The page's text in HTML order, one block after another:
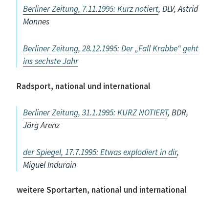
Berliner Zeitung, 7.11.1995: Kurz notiert, DLV, Astrid
Mannes
Berliner Zeitung, 28.12.1995: Der „Fall Krabbe“ geht
ins sechste Jahr
Radsport, national und international
Berliner Zeitung, 31.1.1995: KURZ NOTIERT, BDR,
Jörg Arenz
der Spiegel, 17.7.1995: Etwas explodiert in dir,
Miguel Indurain
weitere Sportarten, national und international